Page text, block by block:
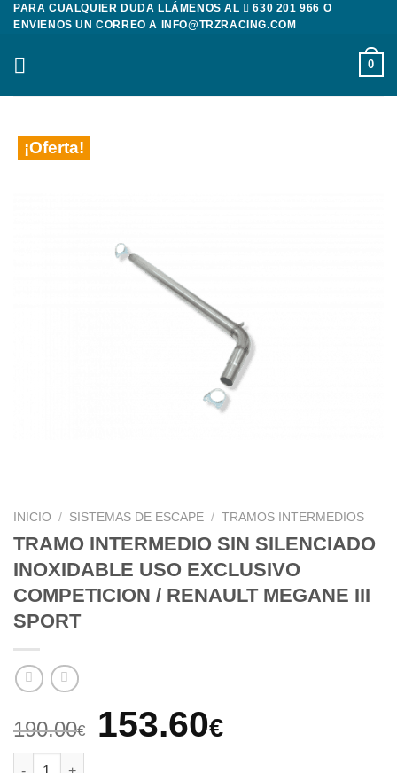
Saltar
contenido
PARA CUALQUIER DUDA LLÁMENOS AL 630 201 966 O
ENVIENOS UN CORREO A
INFO@TRZRACING.COM
0
¡Oferta!
INICIO / SISTEMAS DE ESCAPE / TRAMOS INTERMEDIOS
TRAMO INTERMEDIO SIN SILENCIADO
INOXIDABLE USO EXCLUSIVO
COMPETICION / RENAULT MEGANE III
SPORT
190.00€
El
153.60€El
TRAMO INTERMEDIO SIN SILENCIADO INOXIDABLE USO